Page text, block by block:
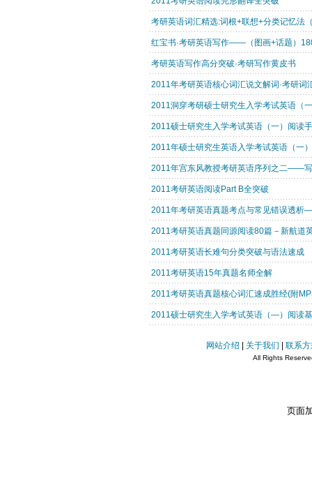
考研英语词汇精选:词根+联想+分类记忆法
红宝书·考研英语写作——（图画+话题）
考研英语写作高分突破·考研写作黄皮书
2011年考研英语核心词汇说文解词·考研词
2011洞穿考研硕士研究生入学考试英语（
2011硕士研究生入学考试英语（一）阅读
2011年硕士研究生英语入学考试英语（一
2011年宫东风教授考研英语序列之二——
2011考研英语阅读Part B全突破
2011年考研英语真题考点与常见错误透
2011考研英语真题同源阅读80篇－新航道
2011考研英语长难句分类突破与语法速成
2011考研英语15年真题名师全解
2011考研英语真题核心词汇速成胜经(附
2011硕士研究生入学考试英语（—）阅读
网站介绍 关于我们 联系方
All Rights
页面